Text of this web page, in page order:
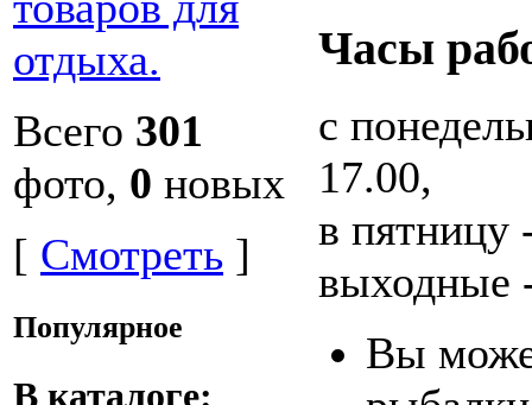
Всего 301
фото, 0 новых
[ Смотреть ]
Популярное
В каталоге:
Часы
с
17.00,
в пятницу
выходные
Вы